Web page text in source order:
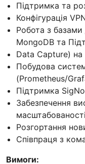
Підтримка та
Конфігурація
Робота з базами
MongoDB та
Data Capture) на
Побудова
(Prometheus/
Підтримка
Забезпечення
Розгортання
Співпраця з
Вимоги: